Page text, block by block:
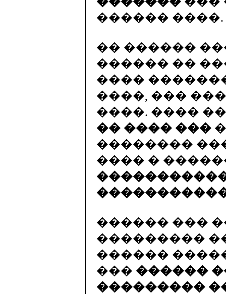
������ ����.
�� ������
������ ��
����
����, ���
����. ����
�� ���� ���
��������
���� �
������ ���
���������
������
��� ������
���������